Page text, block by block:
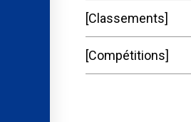
Classements
Compétitions